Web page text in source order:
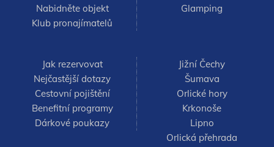
Nabidněte objekt
Klub pronajímatelů
Glamping
Jak rezervovat
Nejčastější dotazy
Cestovní pojištění
Benefitní programy
Dárkové poukazy
Jižní Čechy
Šumava
Orlické hory
Krkonoše
Lipno
Orlická přehrada